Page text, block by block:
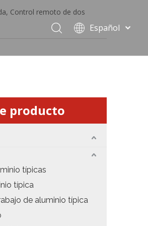
de iluminación estándar
relevantes de armadura
de escenario
del escenario
de eventos
Español
Pусский
简体中文
Control remoto de dos
producto
típicas
típica
de aluminio típica